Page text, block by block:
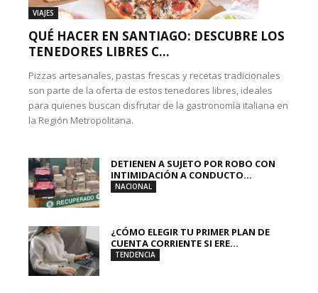
VIAJES
QUÉ HACER EN SANTIAGO: DESCUBRE LOS
TENEDORES LIBRES C...
Pizzas artesanales, pastas frescas y recetas tradicionales
son parte de la oferta de estos tenedores libres, ideales
para quienes buscan disfrutar de la gastronomía italiana en
la Región Metropolitana.
DETIENEN A SUJETO POR ROBO CON
INTIMIDACIÓN A CONDUCTO...
NACIONAL
¿CÓMO ELEGIR TU PRIMER PLAN DE
CUENTA CORRIENTE SI ERE...
TENDENCIA